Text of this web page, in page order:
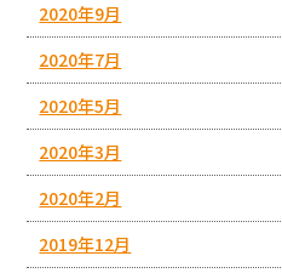
2020年9月
2020年7月
2020年5月
2020年3月
2020年2月
2019年12月